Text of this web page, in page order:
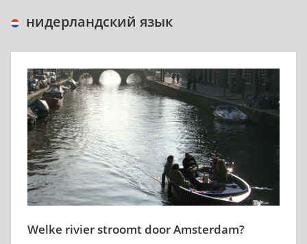
нидерландский язык
Welke rivier stroomt door Amsterdam?